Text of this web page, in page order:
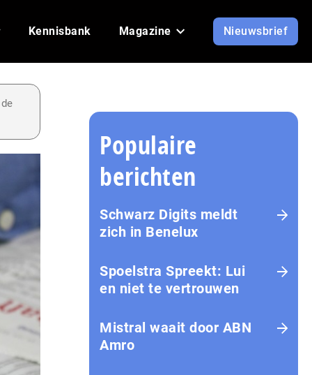
Kennisbank Magazine Nieuwsbrief
Populaire
berichten
Schwarz Digits meldt
zich in Benelux
Spoelstra Spreekt: Lui
en niet te vertrouwen
Mistral waait door ABN
Amro